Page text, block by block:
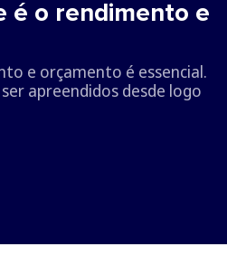
é o rendimento e
e orçamento é essencial.
apreendidos desde logo